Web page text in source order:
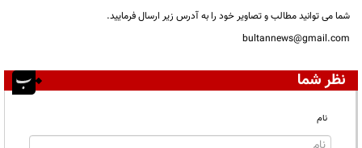
شما می توانید مطالب و تصاویر خود را به آدرس زیر ارسال فرمایید.
bultannews@gmail.com
نظر شما
نام